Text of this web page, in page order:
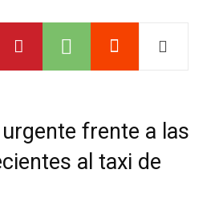
frente a las
al taxi de